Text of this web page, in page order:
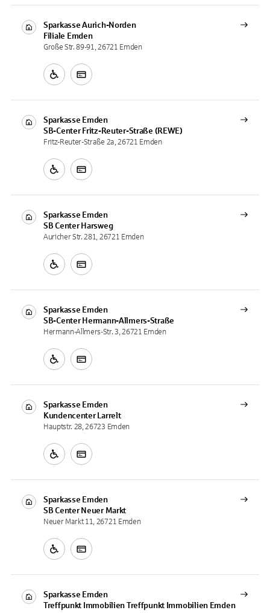
Sparkasse Aurich-Norden
Filiale Emden
Große Str. 89-91, 26721 Emden
Sparkasse Emden
SB-Center Fritz-Reuter-Straße (REWE)
Fritz-Reuter-Straße 2a, 26721 Emden
Sparkasse Emden
SB Center Harsweg
Auricher Str. 281, 26721 Emden
Sparkasse Emden
SB-Center Hermann-Allmers-Straße
Hermann-Allmers-Str. 3, 26721 Emden
Sparkasse Emden
Kundencenter
Larrelt
Hauptstr. 28, 26723 Emden
Sparkasse Emden
SB Center Neuer Markt
Neuer Markt 11, 26721 Emden
Sparkasse Emden
Treffpunkt Immobilien Treffpunkt Immobilien Emden